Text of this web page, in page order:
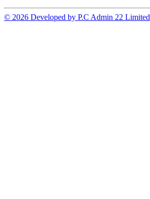
© 2026 Developed by P.C Admin 22 Limited